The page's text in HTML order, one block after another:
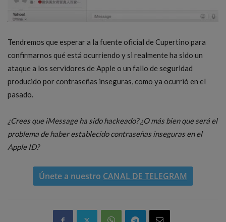
Tendremos que esperar a la fuente oficial de Cupertino para
confirmarnos qué está ocurriendo y si realmente ha sido un
ataque a los servidores de Apple o un fallo de seguridad
producido por contraseñas inseguras, como ya ocurrió en el
pasado.
¿Crees que iMessage ha sido hackeado? ¿O más bien que será el
problema de haber establecido contraseñas inseguras en el
Apple ID?
Únete a nuestro CANAL DE TELEGRAM